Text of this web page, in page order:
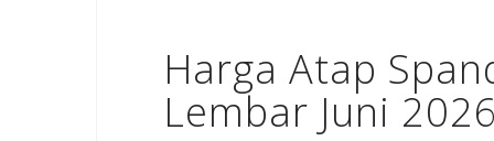
Harga Atap
Lembar Juni